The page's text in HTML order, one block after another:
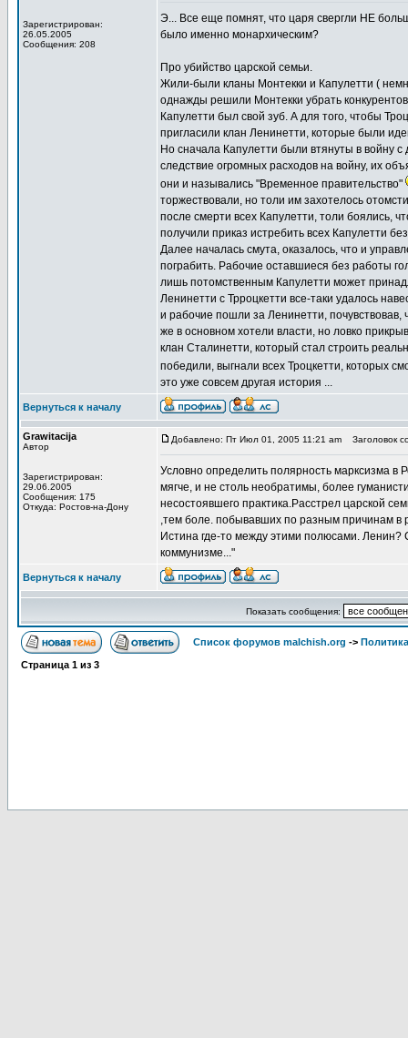
Зарегистрирован:
26.05.2005
Сообщения: 208
Э... Все еще помнят, что царя свергли НЕ
было именно монархическим?
Про убийство царской семьи.
Жили-были кланы Монтекки и Капулетти (
однажды решили Монтекки убрать
Капулетти был свой зуб. А для того, чтобы
пригласили клан Ленинетти, которые были
Но сначала Капулетти были втянуты в войну с
следствие огромных расходов на войну, их
они и назывались "Временное правительство"
торжествовали, но толи им захотелось
после смерти всех Капулетти, толи боялись,
получили приказ истребить всех Капулетти
Далее началась смута, оказалось, что и
пограбить. Рабочие оставшиеся без работы
лишь потомственным Капулетти может
Ленинетти с Трроцкетти все-таки удалось
и рабочие пошли за Ленинетти, почувствовав,
же в основном хотели власти, но ловко
клан Сталинетти, который стал строить
победили, выгнали всех Троцкетти, которых
это уже совсем другая история ...
Вернуться к началу
Grawitacija
Автор
Зарегистрирован:
29.06.2005
Сообщения: 175
Откуда: Ростов-на-Дону
Добавлено: Пт Июл 01, 2005 11:21 am Заголовок
Условно определить полярность марксизма
мягче, и не столь необратимы, более
несостоявшего практика.Расстрел царской
,тем боле. побывавших по разным причинам в
Истина где-то между этими полюсами. Ленин?
коммунизме..."
Вернуться к началу
Показать сообщения:
Список форумов malchish.org ->
Страница 1 из 3